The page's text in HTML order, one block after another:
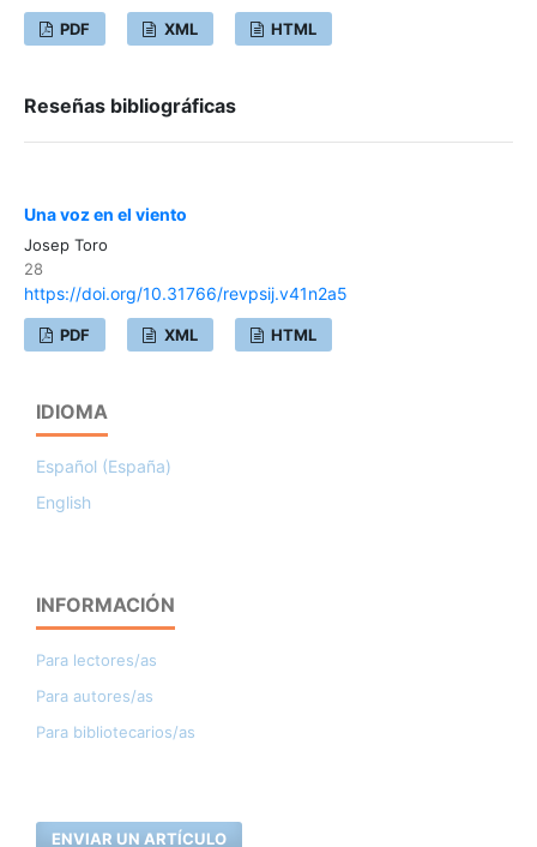
PDF XML HTML
Reseñas bibliográficas
Una voz en el viento
Josep Toro
28
https://doi.org/10.31766/revpsij.v41n2a5
PDF XML HTML
IDIOMA
Español (España)
English
INFORMACIÓN
Para lectores/as
Para autores/as
Para bibliotecarios/as
ENVIAR UN ARTÍCULO